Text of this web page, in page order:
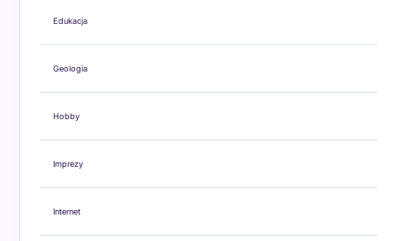
Edukacja
Geologia
Hobby
Imprezy
Internet